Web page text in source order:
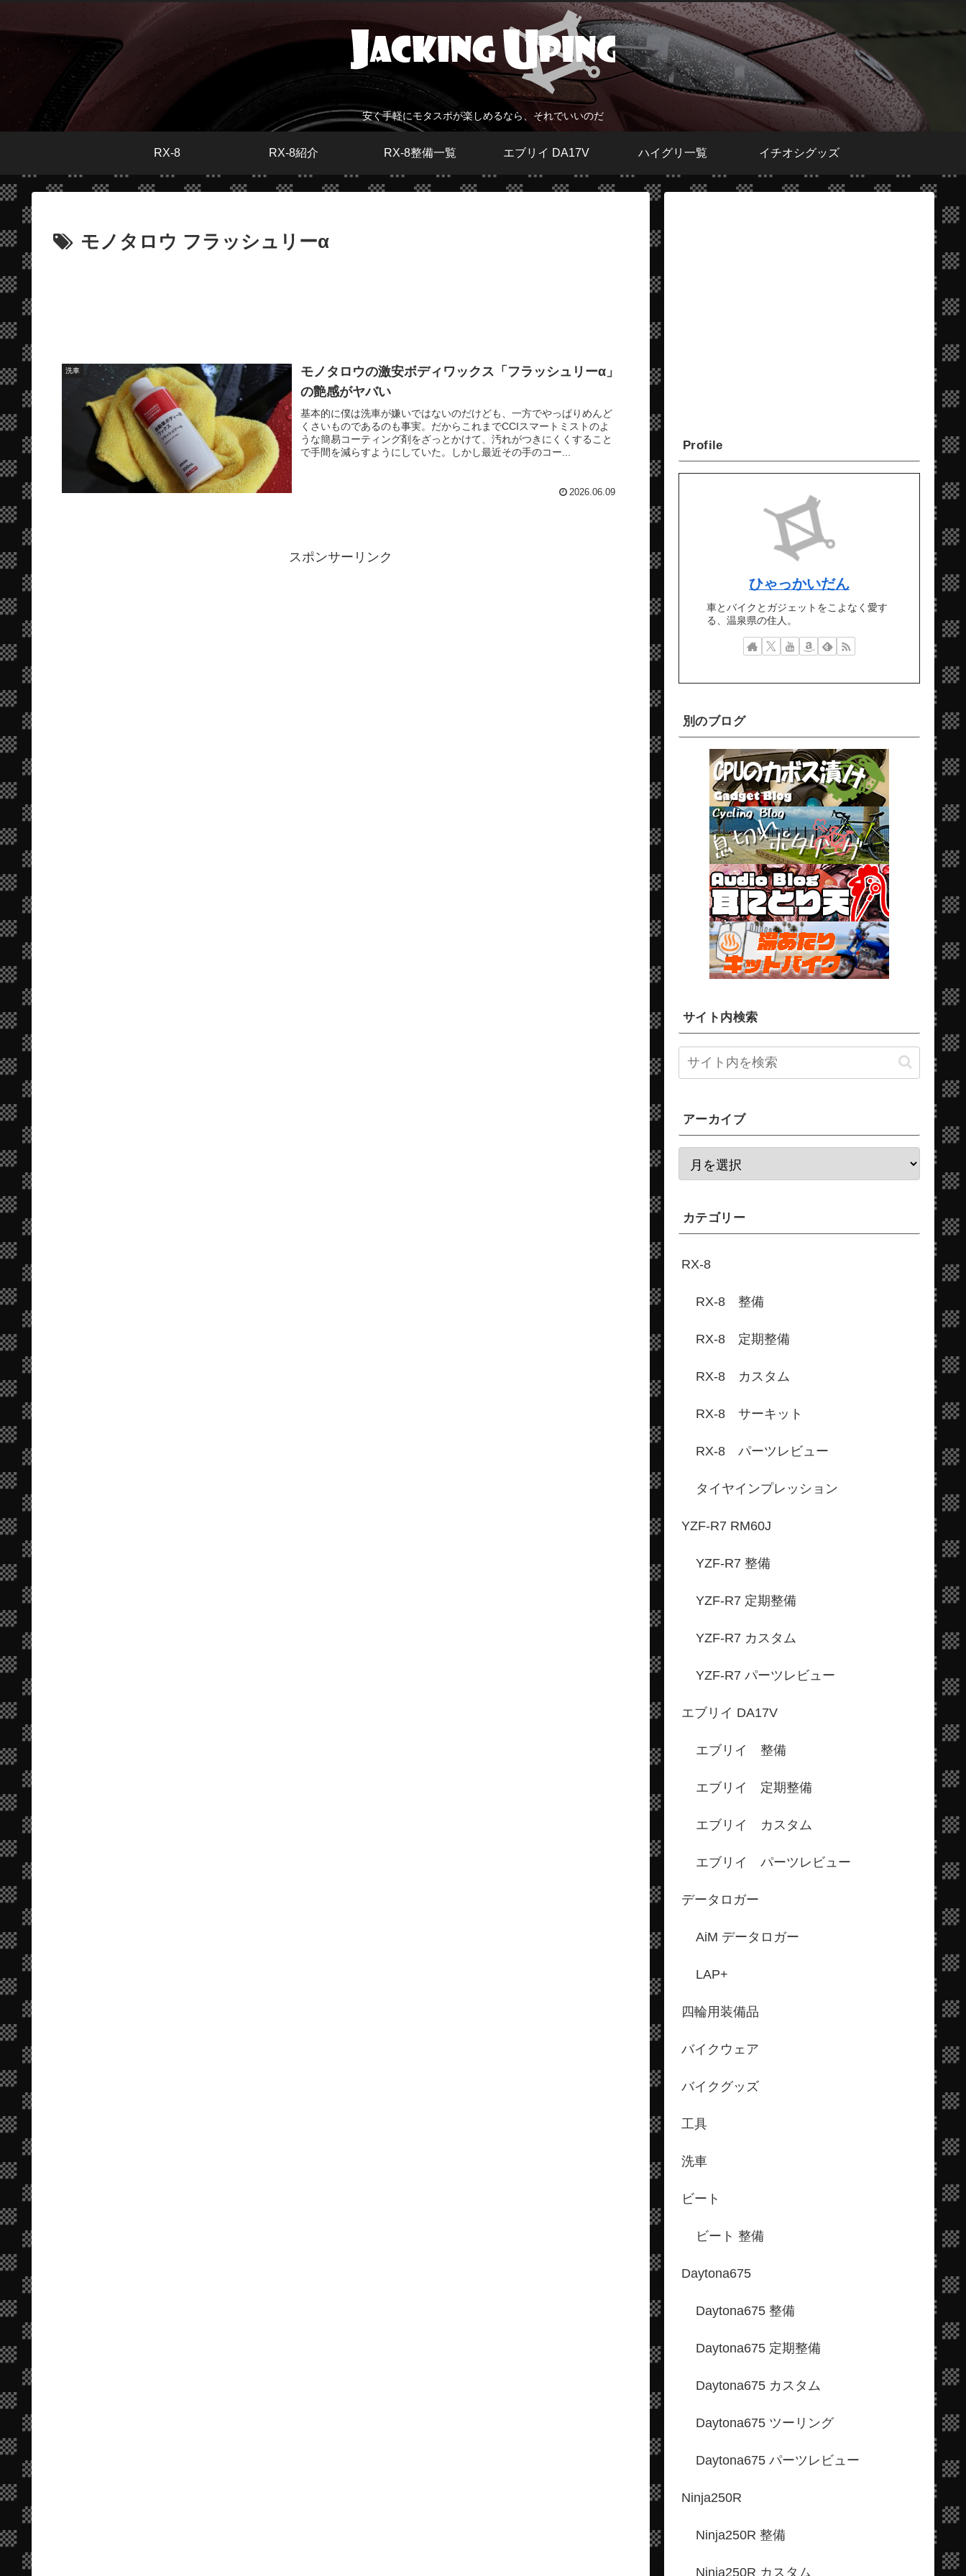
安く手軽にモタスポが楽しめるなら、それでいいのだ
RX-8 RX-8紹介 RX-8整備一覧 エブリイ DA17V ハイグリ一覧 イチオシグッズ
モノタロウ フラッシュリーα
洗車
モノタロウの激安ボディワックス「フラッシュリーα」
の艶感がヤバい
基本的に僕は洗車が嫌いではないのだけども、一方でやっぱりめんど
くさいものであるのも事実。だからこれまでCCIスマートミストのよ
うな簡易コーティング剤をざっとかけて、汚れがつきにくくすること
で手間を減らすようにしていた。しかし最近その手のコー...
2026.06.09
スポンサーリンク
Profile
ひゃっかいだん
車とバイクとガジェットをこよなく愛す
る、温泉県の住人。
別のブログ
サイト内検索
アーカイブ
カテゴリー
RX-8
RX-8 整備
RX-8 定期整備
RX-8 カスタム
RX-8 サーキット
RX-8 パーツレビュー
タイヤインプレッション
YZF-R7 RM60J
YZF-R7 整備
YZF-R7 定期整備
YZF-R7 カスタム
YZF-R7 パーツレビュー
エブリイ DA17V
エブリイ 整備
エブリイ 定期整備
エブリイ カスタム
エブリイ パーツレビュー
データロガー
AiM データロガー
LAP+
四輪用装備品
バイクウェア
バイクグッズ
工具
洗車
ビート
ビート 整備
Daytona675
Daytona675 整備
Daytona675 定期整備
Daytona675 カスタム
Daytona675 ツーリング
Daytona675 パーツレビュー
Ninja250R
Ninja250R 整備
Ninja250R カスタム